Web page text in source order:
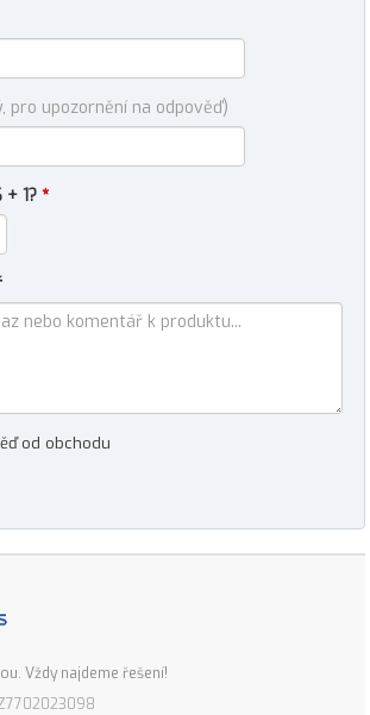
pro upozornění na odpověď)
1? *
od obchodu
Vždy najdeme řešení!